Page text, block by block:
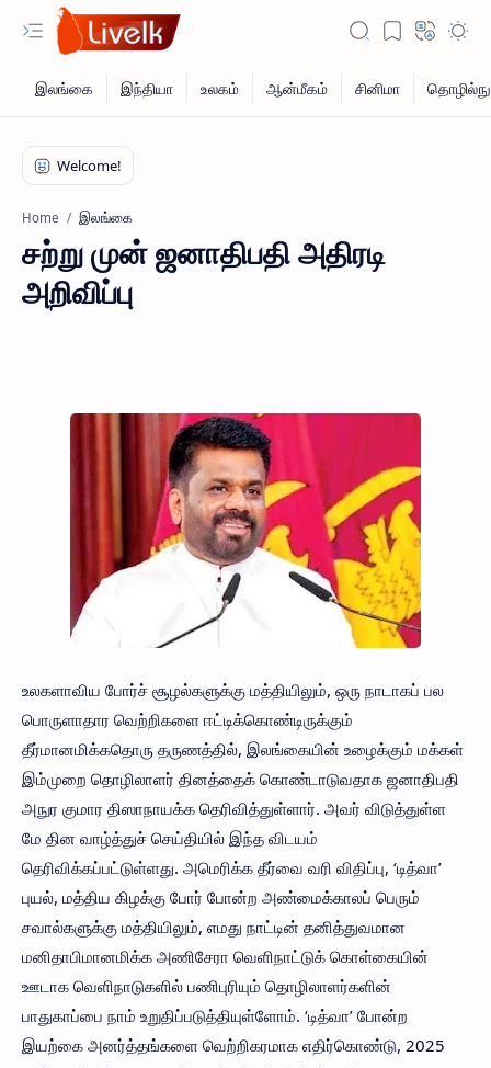
Home இலங்கை
சற்று முன் ஜனாதிபதி அதிரடி
அறிவிப்பு
உலகளாவிய போர்ச் சூழல்களுக்கு மத்தியிலும், ஒரு நாடாகப் பல
பொருளாதார வெற்றிகளை ஈட்டிக்கொண்டிருக்கும்
தீர்மானமிக்கதொரு தருணத்தில், இலங்கையின் உழைக்கும் மக்கள்
இம்முறை தொழிலாளர் தினத்தைக் கொண்டாடுவதாக ஜனாதிபதி
அநுர குமார திஸாநாயக்க தெரிவித்துள்ளார். அவர் விடுத்துள்ள
மே தின வாழ்த்துச் செய்தியில் இந்த விடயம்
தெரிவிக்கப்பட்டுள்ளது. அமெரிக்க தீர்வை வரி விதிப்பு, ‘டித்வா’
புயல், மத்திய கிழக்கு போர் போன்ற அண்மைக்காலப் பெரும்
சவால்களுக்கு மத்தியிலும், எமது நாட்டின் தனித்துவமான
மனிதாபிமானமிக்க அணிசேரா வெளிநாட்டுக் கொள்கையின்
ஊடாக வெளிநாடுகளில் பணிபுரியும் தொழிலாளர்களின்
பாதுகாப்பை நாம் உறுதிப்படுத்தியுள்ளோம். ‘டித்வா’ போன்ற
இயற்கை அனர்த்தங்களை வெற்றிகரமாக எதிர்கொண்டு, 2025